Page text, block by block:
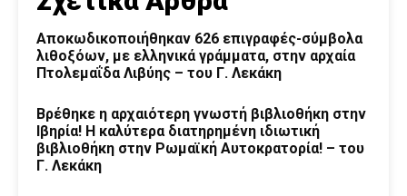
Αποκωδικοποιήθηκαν 626 επιγραφές-σύμβολα
λιθοξόων, με ελληνικά γράμματα, στην αρχαία
Πτολεμαΐδα Λιβύης – του Γ. Λεκάκη
Βρέθηκε η αρχαιότερη γνωστή βιβλιοθήκη στην
Ιβηρία! Η καλύτερα διατηρημένη ιδιωτική
βιβλιοθήκη στην Ρωμαϊκή Αυτοκρατορία! – του
Γ. Λεκάκη